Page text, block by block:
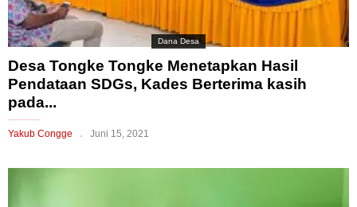
Dana Desa
Desa Tongke Tongke Menetapkan Hasil
Pendataan SDGs, Kades Berterima kasih
pada...
Yakub Congge Juni 15, 2021